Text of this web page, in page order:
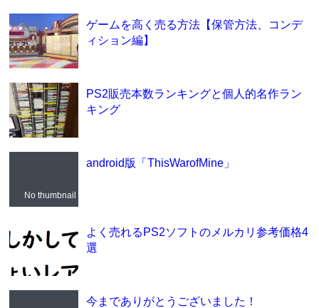
ゲームを高く売る方法【保管方法、コンデ
ィション編】
PS2販売本数ランキングと個人的名作ラン
キング
No thumbnail
android版「ThisWarofMine」
よく売れるPS2ソフトのメルカリ参考価格4
選
今までありがとうございました！